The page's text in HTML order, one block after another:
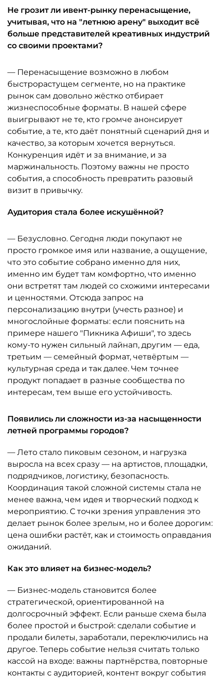
Не грозит ли ивент-рынку перенасыщение,
учитывая, что на "летнюю арену" выходит всё
больше представителей креативных индустрий
со своими проектами?
— Перенасыщение возможно в любом
быстрорастущем сегменте, но на практике
рынок сам довольно жёстко отбирает
жизнеспособные форматы. В нашей сфере
выигрывают не те, кто громче анонсирует
событие, а те, кто даёт понятный сценарий дня и
качество, за которым хочется вернуться.
Конкуренция идёт и за внимание, и за
маржинальность. Поэтому важны не просто
события, а способность превратить разовый
визит в привычку.
Аудитория стала более искушённой?
— Безусловно. Сегодня люди покупают не
просто громкое имя или название, а ощущение,
что это событие собрано именно для них,
именно им будет там комфортно, что именно
они встретят там людей со схожими интересами
и ценностями. Отсюда запрос на
персонализацию внутри (учесть разное) и
многослойные форматы: если пояснить на
примере нашего "Пикника Афиши", то здесь
кому-то нужен сильный лайнап, другим — еда,
третьим — семейный формат, четвёртым —
культурная среда и так далее. Чем точнее
продукт попадает в разные сообщества по
интересам, тем выше его устойчивость.
Появились ли сложности из-за насыщенности
летней программы городов?
— Лето стало пиковым сезоном, и нагрузка
выросла на всех сразу — на артистов, площадки,
подрядчиков, логистику, безопасность.
Координация такой сложной системы стала не
менее важна, чем идея и творческий подход к
мероприятию. С точки зрения управления это
делает рынок более зрелым, но и более дорогим:
цена ошибки растёт, как и стоимость оправдания
ожиданий.
Как это влияет на бизнес-модель?
— Бизнес-модель становится более
стратегической, ориентированной на
долгосрочный эффект. Если раньше схема была
более простой и быстрой: сделали событие и
продали билеты, заработали, переключились на
другое. Теперь событие нельзя считать только
кассой на входе: важны партнёрства, повторные
контакты с аудиторией, контент вокруг события